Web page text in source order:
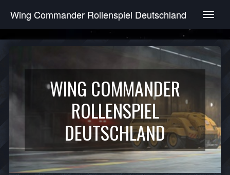
T
g
e
v
g
a
t
i
o
n
Wing Commander Rollenspiel Deutschland
WING COMMANDER
ROLLENSPIEL
DEUTSCHLAND